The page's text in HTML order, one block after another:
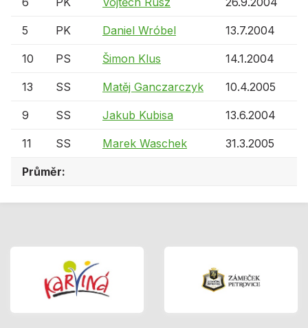
5 PK Daniel Wróbel 13.7.2004
10 PS Šimon Klus 14.1.2004
13 SS Matěj Ganczarczyk 10.4.2005
9 SS Jakub Kubisa 13.6.2004
11 SS Marek Waschek 31.3.2005
Průměr: